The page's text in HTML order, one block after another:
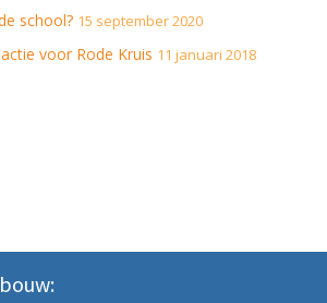
school? 15 september 2020
voor Rode Kruis 11 januari 2018